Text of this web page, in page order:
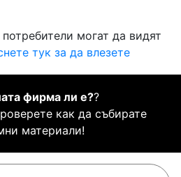
могат да видят
тук за да влезете
фирма ли е??
как да събирате
материали!